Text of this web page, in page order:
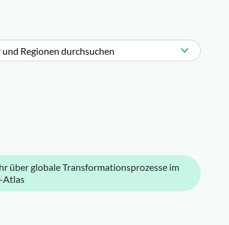
und Regionen durchsuchen
über globale Transformationsprozesse im
Atlas